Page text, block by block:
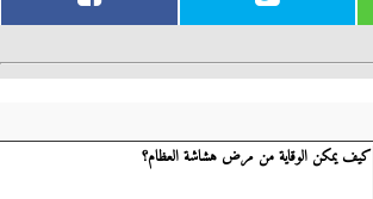
كيف يمكن الوقاية من مرض هشاشة العظام؟